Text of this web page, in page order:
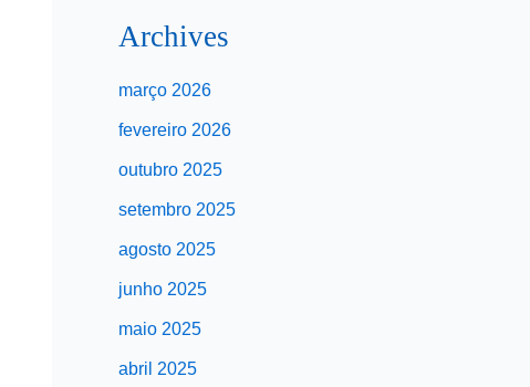
Archives
março 2026
fevereiro 2026
outubro 2025
setembro 2025
agosto 2025
junho 2025
maio 2025
abril 2025